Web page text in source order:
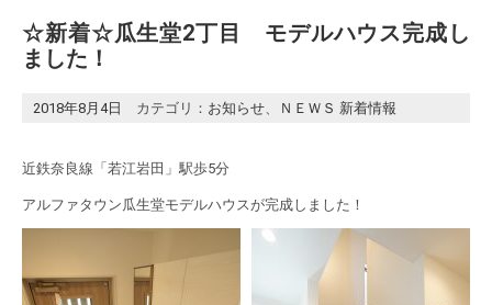
☆新着☆瓜生堂2丁目 モデルハウス完成し
ました！
2018年8月4日 カテゴリ： お知らせ ＮＥＷＳ 新着情報
近鉄奈良線「若江岩田」駅歩5分
アルファタウン瓜生堂モデルハウスが完成しました！